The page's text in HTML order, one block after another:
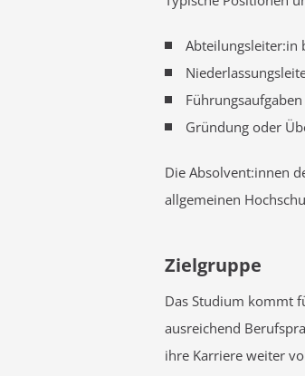
Abteilungsleiter:in
Gründung oder
Die Absolvent:innen
allgemeinen
Zielgruppe
Das Studium kommt
ausreichend
ihre Karriere weiter